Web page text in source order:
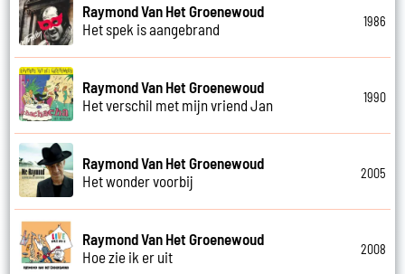
Raymond Van Het Groenewoud
Het spek is aangebrand
1986
Raymond Van Het Groenewoud
Het verschil met mijn vriend Jan
1990
Raymond Van Het Groenewoud
Het wonder voorbij
2005
Raymond Van Het Groenewoud
Hoe zie ik er uit
2008